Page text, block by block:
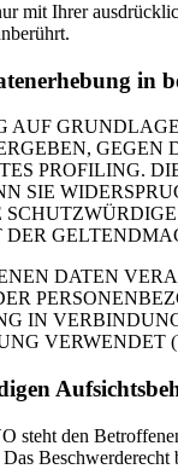
mit Ihrer
in
PROFILING.
SIE
DATEN
IN
VERWENDET
steht den